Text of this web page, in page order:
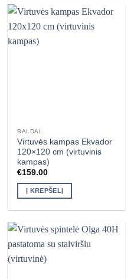
BALDAI
Virtuvės kampas Ekvador
120×120 cm (virtuvinis
kampas)
€159.00
Į KREPŠELĮ